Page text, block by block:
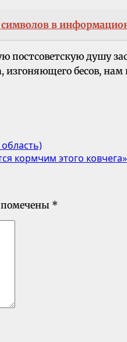
символов в
постсоветскую душу
изгоняющего бесов,
кормчим этого ковчега»
*